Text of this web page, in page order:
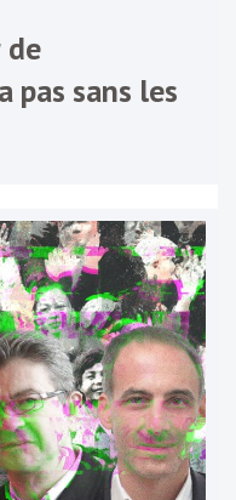
de
pas sans les